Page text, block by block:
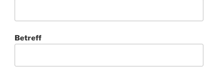
Betreff